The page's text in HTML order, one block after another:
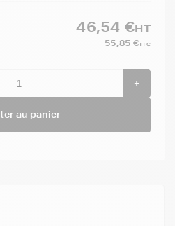
46,54 €HT
55,85 €TTC
+
au panier